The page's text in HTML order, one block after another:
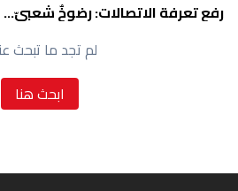
رفع تعرفة الاتصالات: رضوخٌ
لم تجد ما تبحث
ابحث هنا